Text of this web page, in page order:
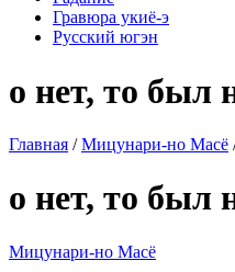
Гравюра укиё-э
Русский югэн
о нет, то был
Главная /Мицунари-но Масё
о нет, то был
Мицунари-но Масё